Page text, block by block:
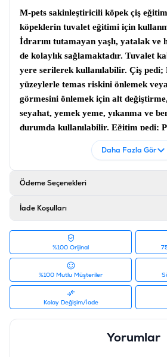
M-pets sakinleştiricili köpek çiş
köpeklerin tuvalet eğitimi için
İdrarını tutamayan yaşlı, yatalak ve
de kolaylık sağlamaktadır. Tuvalet
yere serilerek kullanılabilir. Çiş pedi;
yüzeylerle temas riskini önlemek
görmesini önlemek için alt
seyahat, yemek yeme, yıkanma ve
durumda kullanılabilir. Eğitim pedi;
adet ped bulunmaktadır. Duygusal
hafifletmeye yardımcı olan organik
oluşturulmuştur.
Özellikler:
Antibakteriyel
Sızdırmaz
Hızlı kurutma
Koku yok
Organik Bitkisel Karışım
Süper Emicilik
10111601
Daha Fazla Gör
Ödeme Seçenekleri
İade Koşulları
%100 Orijinal
%100 Mutlu Müşteriler
Kolay Değişim/İade
Yorumlar